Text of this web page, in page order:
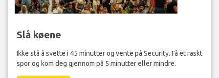
Slå køene
Ikke stå å svette i 45 minutter og vente på Security. Få et raskt
spor og kom deg gjennom på 5 minutter eller mindre.